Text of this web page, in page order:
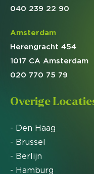
040 239 22 90
Amsterdam
Herengracht 454
1017 CA Amsterdam
020 770 75 79
Overige
- Den Haag
- Brussel
- Berlijn
- Hamburg